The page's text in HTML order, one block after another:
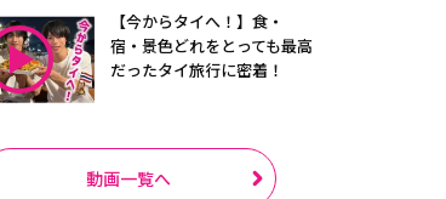
【今からタイへ！】食・
宿・景色どれをとっても最高
だったタイ旅行に密着！
動画一覧へ